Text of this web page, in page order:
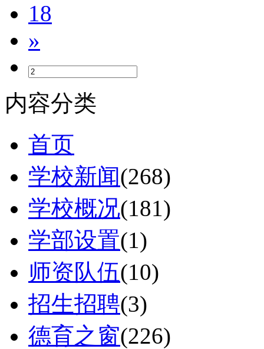
18
»
内容分类
首页
学校新闻(268)
学校概况(181)
学部设置(1)
师资队伍(10)
招生招聘(3)
德育之窗(226)